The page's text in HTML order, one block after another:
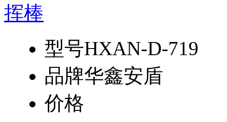
型号HXAN-D-719
品牌华鑫安盾
价格